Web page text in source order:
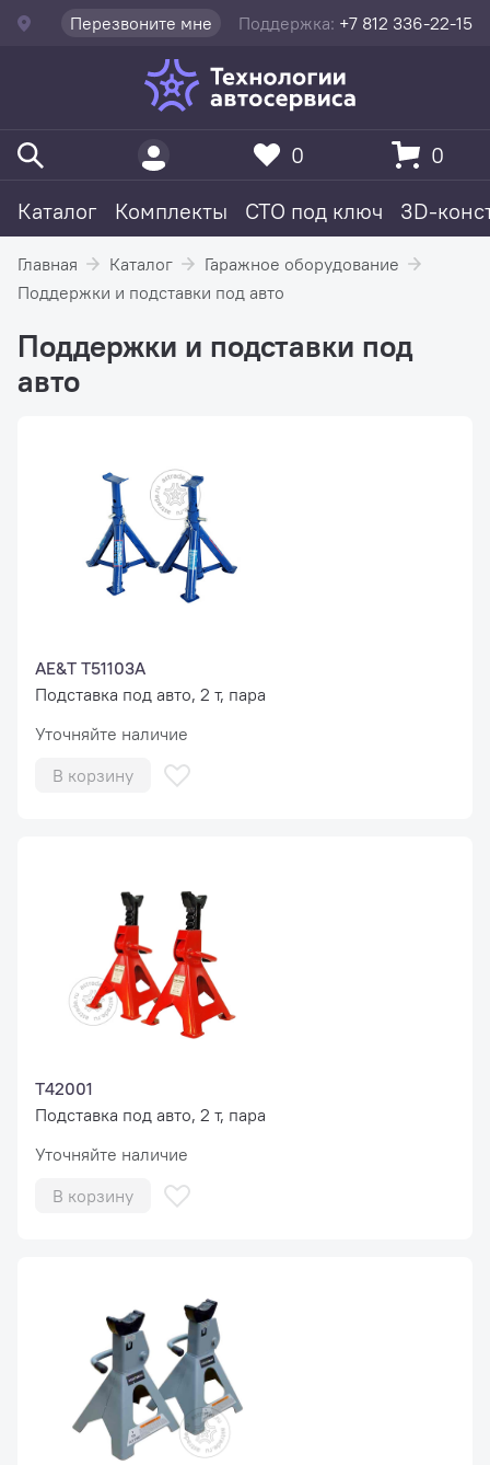
Перезвоните мне Поддержка: +7 812 336-22-15
Каталог Комплекты СТО под ключ 3D-
0 0
Главная Каталог
Гаражное оборудование
Поддержки и подставки под авто
Поддержки и подставки под
авто
AE&T T51103A
Подставка под авто, 2 т, пара
Уточняйте наличие
В корзину
T42001
Подставка под авто, 2 т, пара
Уточняйте наличие
В корзину